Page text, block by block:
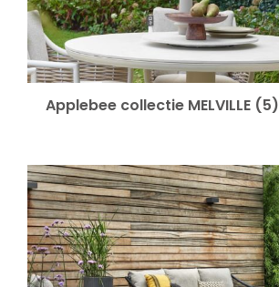
Applebee collectie MELVILLE (5)